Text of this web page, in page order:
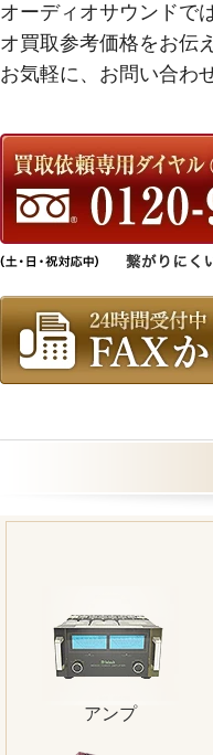
オーディオサウンドで
オ買取参考価格をお伝
お気軽に、お問い合わ
アンプ